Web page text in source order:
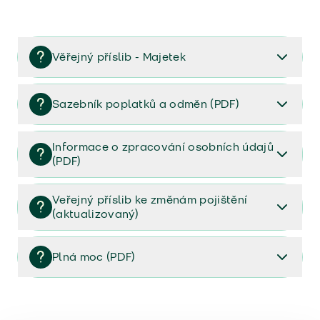
Věřejný příslib - Majetek
Věřejný příslib majetek 2023
Sazebník poplatků a odměn (PDF)
Sazebník poplatků a odměn (PDF)
Informace o zpracování osobních údajů
(PDF)
Informace o zpracování osobních údajů (PDF)
Veřejný příslib ke změnám pojištění
(aktualizovaný)
Veřejný příslib ke změnám pojištění (aktualizovaný)
Plná moc (PDF)